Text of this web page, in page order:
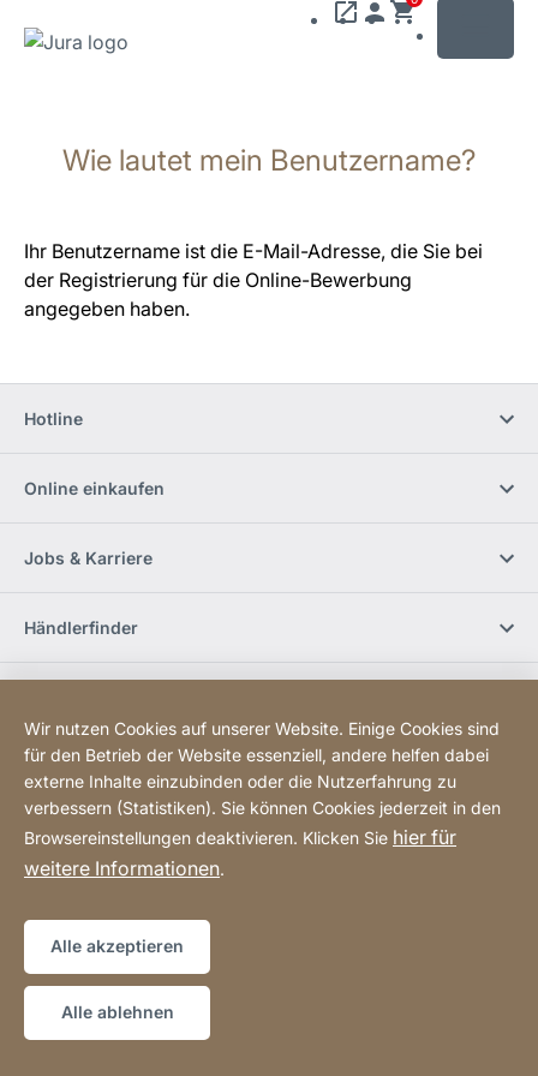
wechseln
wechseln
Wie lautet mein Benutzername?
Ihr Benutzername ist die E-Mail-Adresse, die Sie bei
der Registrierung für die Online-Bewerbung
angegeben haben.
Hotline
Online einkaufen
Jobs & Karriere
Händlerfinder
Newsletter bestellen
Website
[Website
information]
Sitemap
Copyright © 2026
Wir nutzen Cookies auf unserer Website. Einige Cookies sind
für den Betrieb der Website essenziell, andere helfen dabei
externe Inhalte einzubinden oder die Nutzerfahrung zu
verbessern (Statistiken). Sie können Cookies jederzeit in den
Browsereinstellungen deaktivieren. Klicken Sie hier für
weitere Informationen.
Alle akzeptieren
Alle ablehnen